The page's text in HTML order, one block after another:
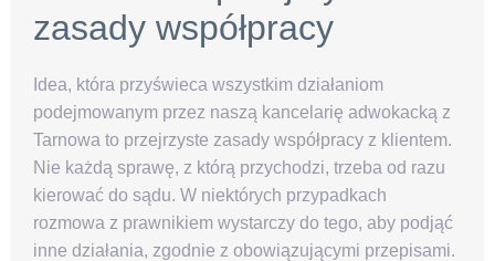
zasady współpracy
Idea, która przyświeca wszystkim działaniom
podejmowanym przez naszą kancelarię adwokacką z
Tarnowa to przejrzyste zasady współpracy z klientem.
Nie każdą sprawę, z którą przychodzi, trzeba od razu
kierować do sądu. W niektórych przypadkach
rozmowa z prawnikiem wystarczy do tego, aby podjąć
inne działania, zgodnie z obowiązującymi przepisami.